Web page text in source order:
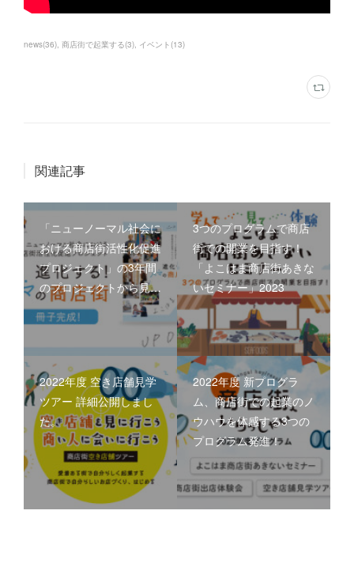
news(36) 商店街で起業する(3) イベント (13)
関連記事
「ニューノーマル社会に
おける商店街活性化促進
プロジェクト」の3年間
のプロジェクトから見…
3つのプログラムで商店
街での開業を目指す！
「よこはま商店街あきな
いセミナー」2023
2022年度 空き店舗見学
ツアー 詳細公開しまし
た。
2022年度 新プログラ
ム、商店街での起業のノ
ウハウを体感する3つの
プログラム発進！